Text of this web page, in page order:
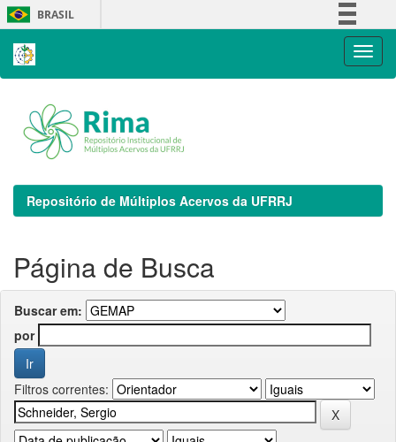
Skip
navigation
BRASIL
Repositório de Múltiplos Acervos da UFRRJ
Página de Busca
Buscar em:
por
Filtros correntes: